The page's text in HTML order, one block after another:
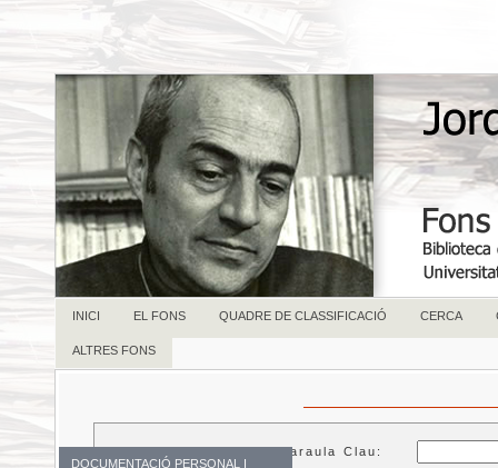
INICI EL FONS QUADRE DE CLASSIFICACIÓ CERCA
ALTRES FONS
DOCUMENTACIÓ PERSONAL I
Paraula Clau: